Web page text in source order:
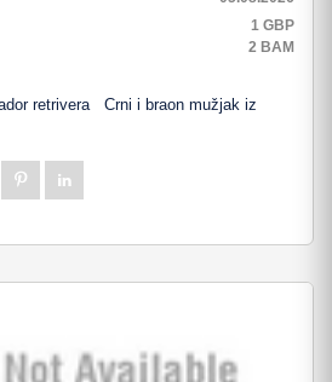
1 GBP
2 BAM
retrivera Crni i braon mužjak iz